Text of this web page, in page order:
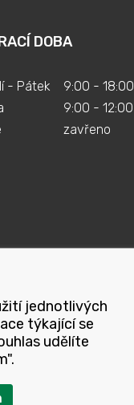
DOBA
- Pátek
9:00 - 18:00
9:00 - 12:00
zavřeno
jednotlivých
týkající se
udělíte